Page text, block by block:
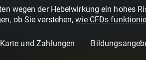
wegen der Hebelwirkung ein hohes
ob Sie verstehen,wie CFDs
Karte und Zahlungen